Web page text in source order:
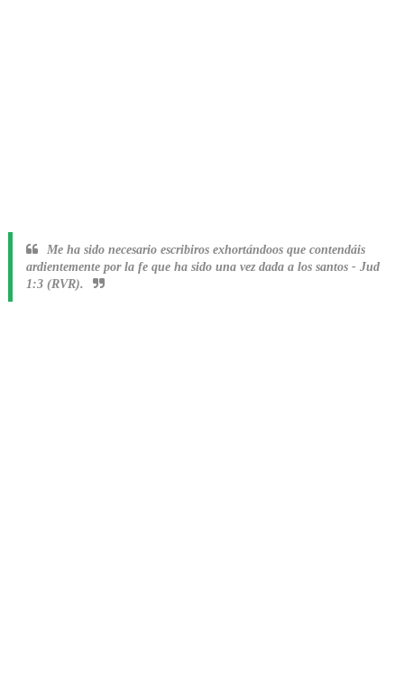
Me ha sido necesario escribiros exhortándoos que contendáis
ardientemente por la fe que ha sido una vez dada a los santos - Jud
1:3 (RVR).